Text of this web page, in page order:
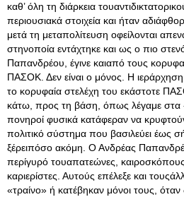
καθ’ όλη τη διάρκεια
περιουσιακά στοιχεία και ήταν
μετά τη μεταπολίτευση οφείλονται
στηνοποία εντάχτηκε και ως ο πιο
Παπανδρέου, έγινε καιαπό τους
ΠΑΣΟΚ. Δεν είναι ο μόνος. Η ιεράρχηση
το κορυφαία στελέχη του εκάστοτε
κάτω, προς τη βάση, όπως λέγαμε στα
πονηροί φυσικά κατάφεραν να
πολιτικό σύστημα που βασιλεύει έως
ξέρειπόσο ακόμη. Ο Ανδρέας
περίγυρό τουαπατεώνες,
καριερίστες. Αυτούς επέλεξε και
«τραίνο» ή κατέβηκαν μόνοι τους,